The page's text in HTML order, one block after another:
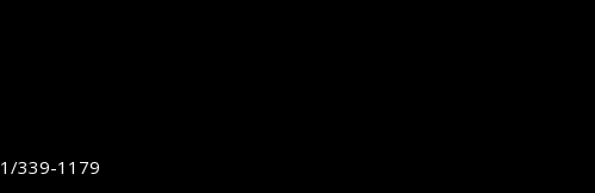
339-1179